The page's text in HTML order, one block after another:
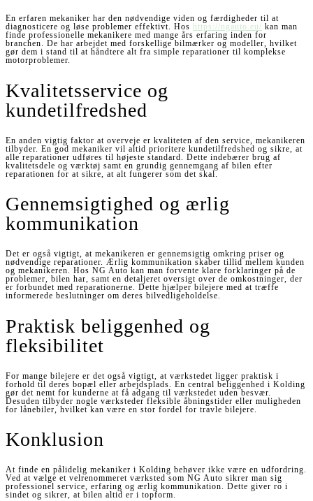
En erfaren mekaniker har den nødvendige viden og færdigheder til at
diagnosticere og løse problemer effektivt. Hos https://ngauto.eu/ kan man
finde professionelle mekanikere med mange års erfaring inden for
branchen. De har arbejdet med forskellige bilmærker og modeller, hvilket
gør dem i stand til at håndtere alt fra simple reparationer til komplekse
motorproblemer.
Kvalitetsservice og
kundetilfredshed
En anden vigtig faktor at overveje er kvaliteten af den service, mekanikeren
tilbyder. En god mekaniker vil altid prioritere kundetilfredshed og sikre, at
alle reparationer udføres til højeste standard. Dette indebærer brug af
kvalitetsdele og værktøj samt en grundig gennemgang af bilen efter
reparationen for at sikre, at alt fungerer som det skal.
Gennemsigtighed og ærlig
kommunikation
Det er også vigtigt, at mekanikeren er gennemsigtig omkring priser og
nødvendige reparationer. Ærlig kommunikation skaber tillid mellem kunden
og mekanikeren. Hos NG Auto kan man forvente klare forklaringer på de
problemer, bilen har, samt en detaljeret oversigt over de omkostninger, der
er forbundet med reparationerne. Dette hjælper bilejere med at træffe
informerede beslutninger om deres bilvedligeholdelse.
Praktisk beliggenhed og
fleksibilitet
For mange bilejere er det også vigtigt, at værkstedet ligger praktisk i
forhold til deres bopæl eller arbejdsplads. En central beliggenhed i Kolding
gør det nemt for kunderne at få adgang til værkstedet uden besvær.
Desuden tilbyder nogle værksteder fleksible åbningstider eller muligheden
for lånebiler, hvilket kan være en stor fordel for travle bilejere.
Konklusion
At finde en pålidelig mekaniker i Kolding behøver ikke være en udfordring.
Ved at vælge et velrenommeret værksted som NG Auto sikrer man sig
professionel service, erfaring og ærlig kommunikation. Dette giver ro i
sindet og sikrer, at bilen altid er i topform.